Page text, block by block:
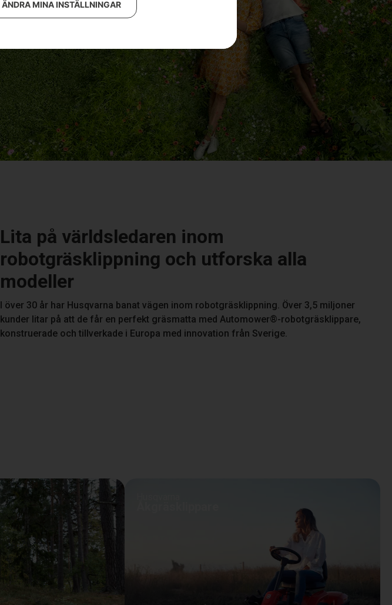
ÄNDRA MINA INSTÄLLNINGAR
Lita på världsledaren inom
robotgräsklippning och utforska alla
modeller
I över 30 år har Husqvarna banat vägen inom robotgräsklippning. Över 3,5 miljoner
kunder litar på att de får en perfekt gräsmatta med Automower®-robotgräsklippare,
konstruerade och tillverkade i Europa med innovation från Sverige.